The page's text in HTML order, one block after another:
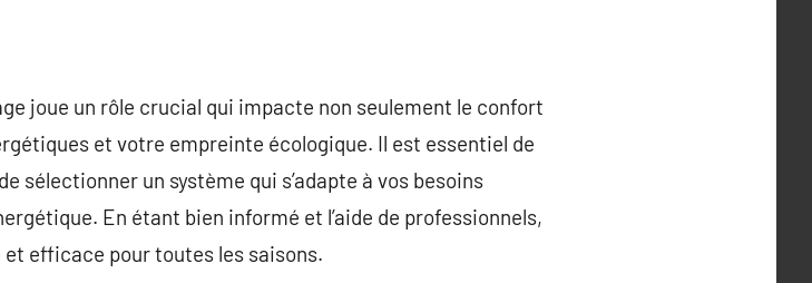
joue un rôle crucial qui impacte non seulement le confort
et votre empreinte écologique. Il est essentiel de
sélectionner un système qui s’adapte à vos besoins
En étant bien informé et l’aide de professionnels,
efficace pour toutes les saisons.